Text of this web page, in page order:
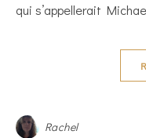
qui s’appellerait
Rachel